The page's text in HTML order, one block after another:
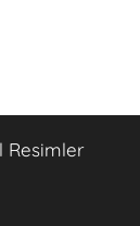
Resimler